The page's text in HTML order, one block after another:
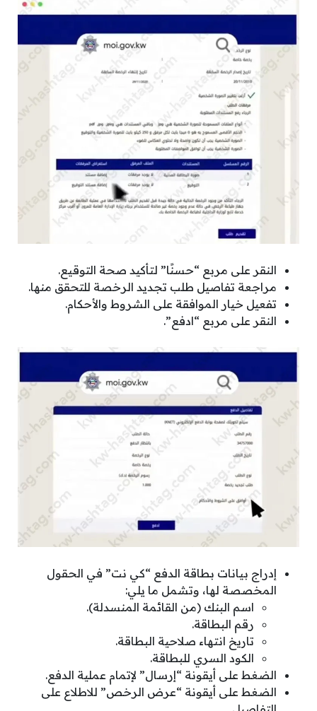
النقر على مربع “حسنًا” لتأكيد صحة التوقيع.
مراجعة تفاصيل طلب تجديد الرخصة للتحقق منها.
تفعيل خيار الموافقة على الشروط والأحكام.
النقر على مربع “ادفع”.
إدراج بيانات بطاقة الدفع “كي نت” في الحقول
المخصصة لها، وتشمل ما يلي:
اسم البنك (من القائمة المنسدلة).
رقم البطاقة.
تاريخ انتهاء صلاحية البطاقة.
الكود السري للبطاقة.
الضغط على أيقونة “إرسال” لإتمام عملية الدفع.
الضغط على أيقونة “عرض الرخص” للاطلاع على